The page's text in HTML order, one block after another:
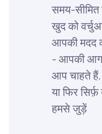
समय-सीमित
खुद को
आपकी मदद
- आपकी
आप चाहते
या फिर
हमसे जुड़ें